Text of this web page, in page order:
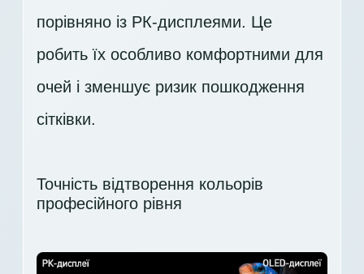
порівняно із РК-дисплеями. Це
робить їх особливо комфортними для
очей і зменшує ризик пошкодження
сітківки.
Точність відтворення кольорів
професійного рівня